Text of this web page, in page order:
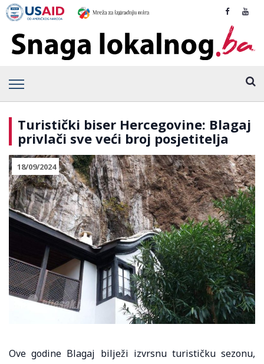
Turistički biser Hercegovine: Blagaj
privlači sve veći broj posjetitelja
18/09/2024
Ove godine Blagaj bilježi izvrsnu turističku sezonu,